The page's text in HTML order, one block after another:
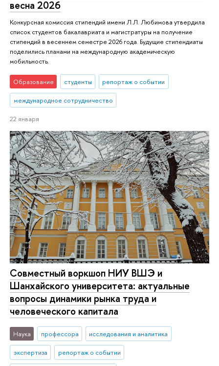
весна 2026
Конкурсная комиссия стипендий имени Л.Л. Любимова утвердила
список студентов бакалавриата и магистратуры на получение
стипендий в весеннем семестре 2026 года. Будущие стипендиаты
поделились планами на международную академическую
мобильность.
Образование студенты репортаж о событии
международное сотрудничество
22 января
Совместный воркшоп НИУ ВШЭ и
Шанхайского университета: актуальные
вопросы динамики рынка труда и
человеческого капитала
Наука профессора исследования и аналитика
экспертиза репортаж о событии